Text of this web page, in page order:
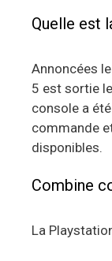
Quelle est
Annoncées
5 est sortie
console a
commande
disponibles.
Combine
La